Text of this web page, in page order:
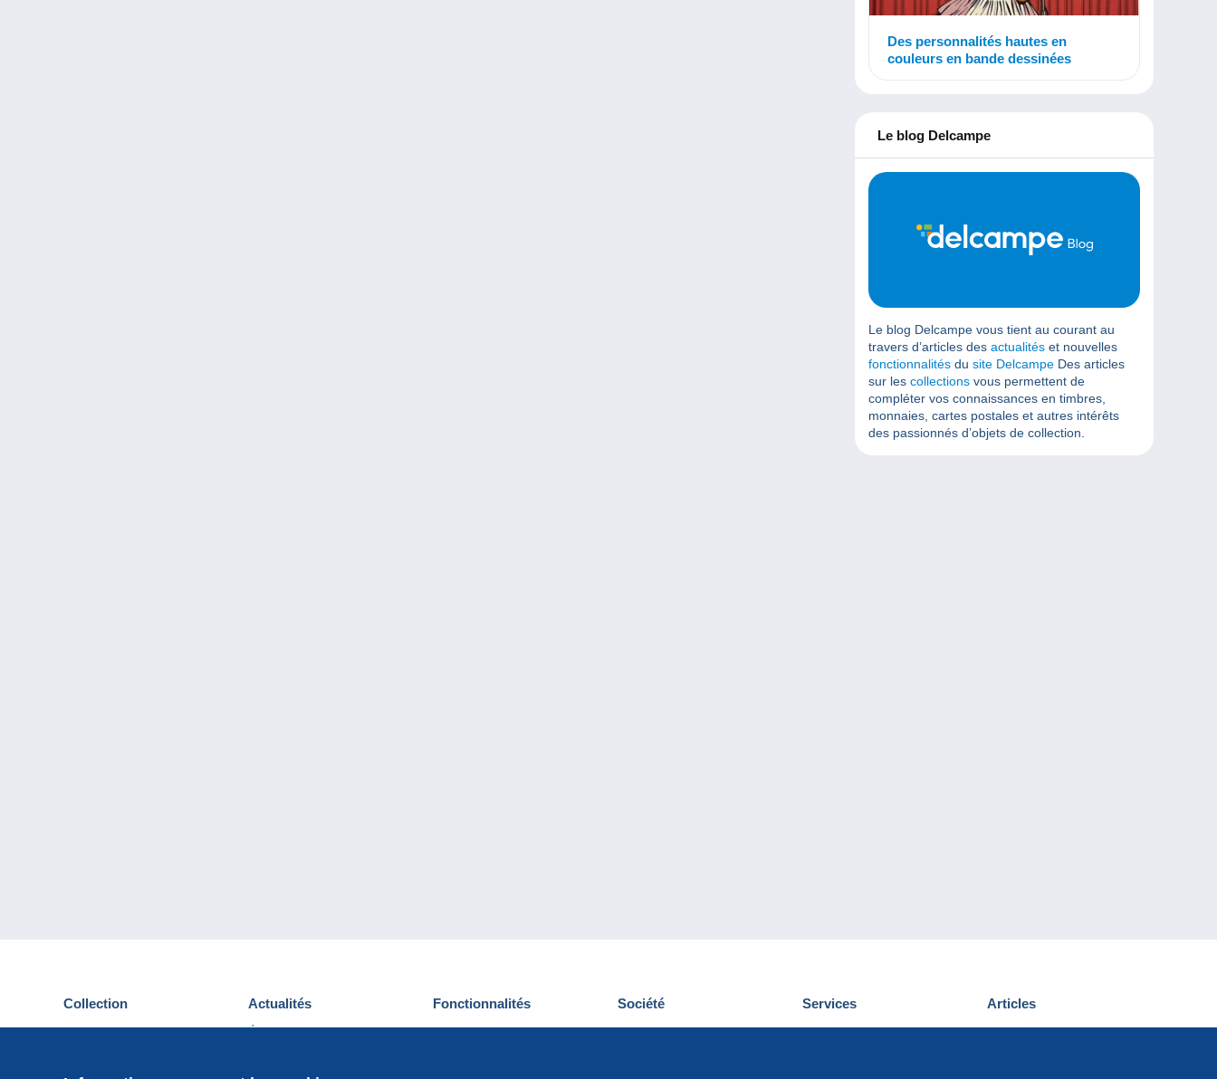
Des personnalités hautes en
couleurs en bande dessinées
Le blog Delcampe
Le blog Delcampe vous tient au courant au
travers d’articles des actualités et nouvelles
fonctionnalités du site Delcampe Des articles
sur les collections vous permettent de
compléter vos connaissances en timbres,
monnaies, cartes postales et autres intérêts
des passionnés d’objets de collection.
Collection
Cartes postales
Actualités
Événements Delcampe
Fonctionnalités
Nouveautés
Société
Qui sommes-nous
Services
Découvrir Delcampe
Articles